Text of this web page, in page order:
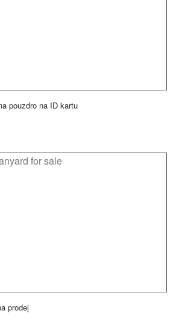
pouzdro na ID kartu
prodej